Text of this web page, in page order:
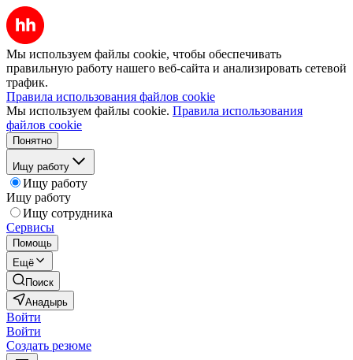
Мы используем файлы cookie, чтобы обеспечивать
правильную работу нашего веб-сайта и анализировать сетевой
трафик.
Правила использования файлов cookie
Мы используем файлы cookie. Правила использования
файлов cookie
Понятно
Ищу работу
Ищу работу
Ищу работу
Ищу сотрудника
Сервисы
Помощь
Ещё
Поиск
Анадырь
Войти
Войти
Создать резюме